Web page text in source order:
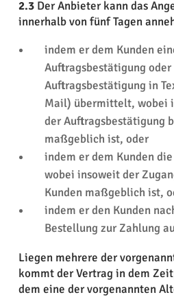
2.3Der Anbieter kann das
innerhalb von fünf Tagen
indem er dem Kunden
Auftragsbestätigung oder
Auftragsbestätigung in
Mail) übermittelt, wobei
der Auftragsbestätigung
maßgeblich ist, oder
indem er dem Kunden
wobei insoweit der
Kunden maßgeblich ist,
indem er den Kunden
Bestellung zur Zahlung
Liegen mehrere der
kommt der Vertrag in dem
dem eine der vorgenannten